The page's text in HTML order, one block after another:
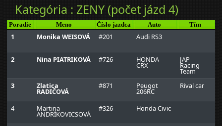
Kategória : ZENY (počet jázd 4)
Poradie Meno Číslo jazdca Auto Tím
1 Monika WEISOVÁ #201 Audi RS3
2 Nina PIATRIKOVÁ #726 HONDA
CRX
JAP
Racing
Team
3
Zlatica
RADIČOVÁ
#871 Peugot
206RC
Rival car
4 Martina
ANDRÍKOVICSOVÁ
#326 Honda Civic